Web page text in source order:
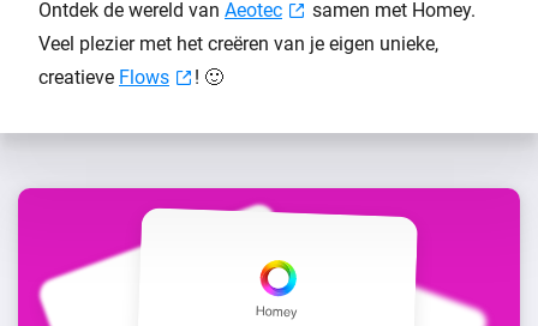
Ontdek de wereld van Aeotec
samen met Homey.
Veel plezier met het creëren van je eigen unieke,
creatieve Flows ! 🙂